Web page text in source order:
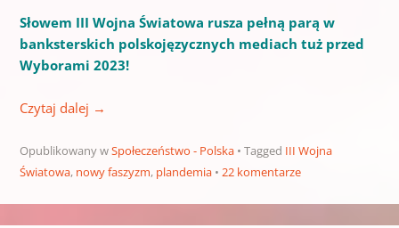
Słowem III Wojna Światowa rusza pełną parą w
banksterskich polskojęzycznych mediach tuż przed
Wyborami 2023!
Czytaj dalej →
Opublikowany wSpołeczeństwo - Polska Tagged III Wojna
Światowa, nowy faszyzm, plandemia 22 komentarze